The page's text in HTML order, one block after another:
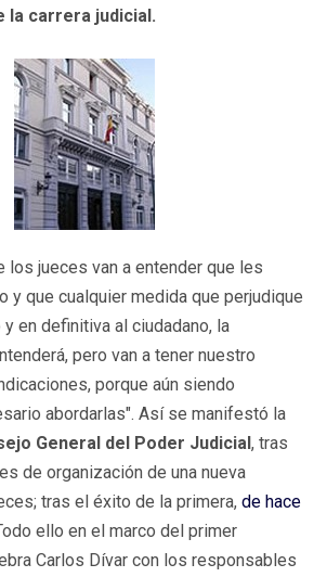
la carrera judicial.
los jueces van a entender que les
y que cualquier medida que perjudique
en definitiva al ciudadano, la
pero van a tener nuestro
porque aún siendo
abordarlas". Así se manifestó la
General del Poder Judicial, tras
de organización de una nueva
tras el éxito de la primera, de hace
ello en el marco del primer
Carlos Dívar con los responsables